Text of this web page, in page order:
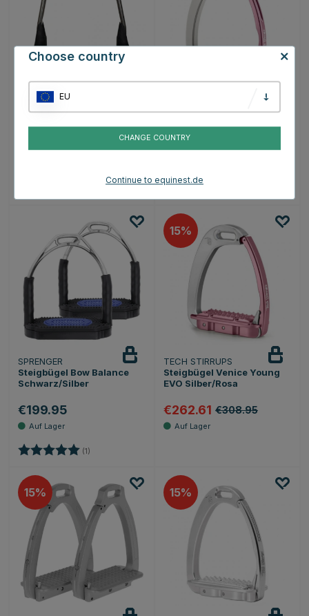
FREEJUMP
Air's Steigbügel Braun
€184.99
4.8 von 5 Sternen
Steigbügel Venice Plus
€397.76 €467.95
SPRENGER
Steigbügel Bow Balance
Schwarz/Silber
€199.95
Bewertung: (1)
15
TECH STIRRUPS
Steigbügel Venice Young
EVO Silber/Rosa
€262.61 €308.95
15 15
Choose country
EU
CHANGE COUNTRY
Continue to equinest.de